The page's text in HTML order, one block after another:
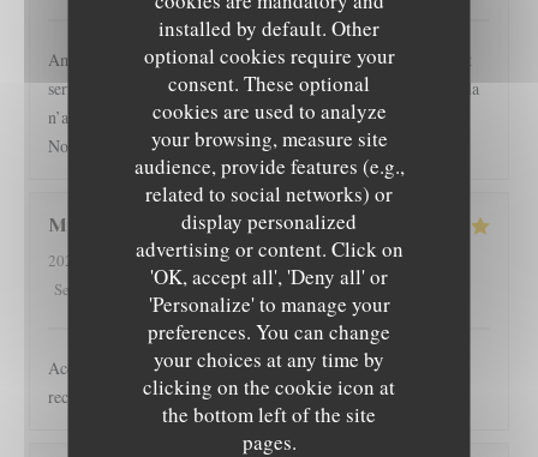
installed by default. Other
optional cookies require your
consent. These optional
cookies are used to analyze
your browsing, measure site
audience, provide features (e.g.,
related to social networks) or
display personalized
advertising or content. Click on
'OK, accept all', 'Deny all' or
'Personalize' to manage your
preferences. You can change
your choices at any time by
clicking on the cookie icon at
the bottom left of the site
pages.
Ambiance très sympa, accueil très chaleureux ! Côté cuisine et
service, il y aurait sans doute quelques points à revoir mais cela
n’a en rien entaché l’excellente soirée que nous avons passé.
Nous reviendrons !
Margot
2026-05-24
- 20:00 - Guests 2
Service
Ambiance: 5/5 Food: 5/5 Value: 5/5
Accueil sympathique, plats travaillés et succulents, je
recommande 👍
LOUISA PAMPA